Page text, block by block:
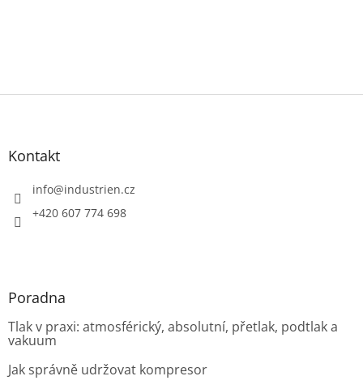
Z
Kontakt
info@industrien.cz
+420 607 774 698
Poradna
Tlak v praxi: atmosférický, absolutní, přetlak, podtlak a
vakuum
Jak správně udržovat kompresor